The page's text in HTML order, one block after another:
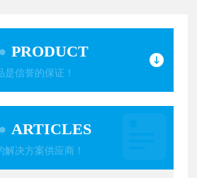
PRODUCT
信誉的保证！
ARTICLES
决方案供应商！